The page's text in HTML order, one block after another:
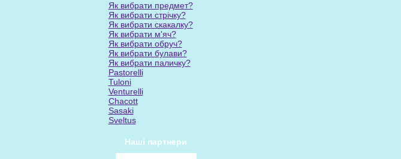
Як вибрати предмет?
Як вибрати стрічку?
Як вибрати скакалку?
Як вибрати м'яч?
Як вибрати обруч?
Як вибрати булави?
Як вибрати паличку?
Pastorelli
Tuloni
Venturelli
Chacott
Sasaki
Sveltus
Наші партнери